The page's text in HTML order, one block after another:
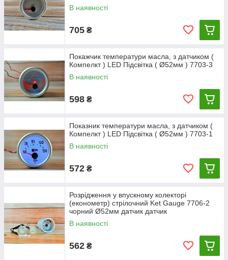
В наявності
705 ₴
Покажчик температури масла, з датчиком (
Компелкт ) LED Підсвітка ( Ø52мм ) 7703-3
В наявності
598 ₴
Показник температури масла, з датчиком (
Компелкт ) LED Підсвітка ( Ø52мм ) 7703-1
В наявності
572 ₴
Розрідження у впускному колекторі
(економетр) стрілочний Ket Gauge 7706-2
чорний Ø52мм датчик датчик
В наявності
562 ₴